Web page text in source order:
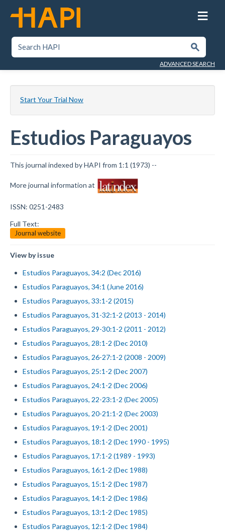
to
content
SEARCH HAPI
Submit
ADVANCED SEARCH
Start Your Trial Now
Estudios Paraguayos
This journal indexed by HAPI from 1:1 (1973) --
More journal information at
ISSN: 0251-2483
Full Text:
Journal website
View by issue
Estudios Paraguayos, 34:2 (Dec 2016)
Estudios Paraguayos, 34:1 (June 2016)
Estudios Paraguayos, 33:1-2 (2015)
Estudios Paraguayos, 31-32:1-2 (2013 - 2014)
Estudios Paraguayos, 29-30:1-2 (2011 - 2012)
Estudios Paraguayos, 28:1-2 (Dec 2010)
Estudios Paraguayos, 26-27:1-2 (2008 - 2009)
Estudios Paraguayos, 25:1-2 (Dec 2007)
Estudios Paraguayos, 24:1-2 (Dec 2006)
Estudios Paraguayos, 22-23:1-2 (Dec 2005)
Estudios Paraguayos, 20-21:1-2 (Dec 2003)
Estudios Paraguayos, 19:1-2 (Dec 2001)
Estudios Paraguayos, 18:1-2 (Dec 1990 - 1995)
Estudios Paraguayos, 17:1-2 (1989 - 1993)
Estudios Paraguayos, 16:1-2 (Dec 1988)
Estudios Paraguayos, 15:1-2 (Dec 1987)
Estudios Paraguayos, 14:1-2 (Dec 1986)
Estudios Paraguayos, 13:1-2 (Dec 1985)
Estudios Paraguayos, 12:1-2 (Dec 1984)